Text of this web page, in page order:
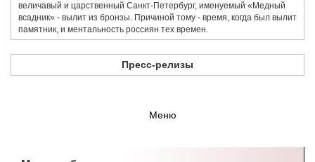
величавый и царственный Санкт-Петербург, именуемый «Медный
всадник» - вылит из бронзы. Причиной тому - время, когда был вылит
памятник, и ментальность россиян тех времен.
Пресс-релизы
Меню